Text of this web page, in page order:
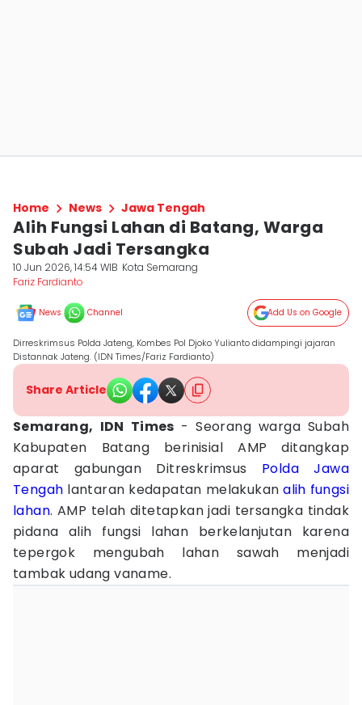
Home News Jawa Tengah
Alih Fungsi Lahan di Batang, Warga
Subah Jadi Tersangka
10 Jun 2026, 14:54 WIB Kota Semarang
Fariz Fardianto
News Channel Add Us on Google
Dirreskrimsus Polda Jateng, Kombes Pol Djoko Yulianto didampingi jajaran
Distannak Jateng. (IDN Times/Fariz Fardianto)
Share Article
Semarang, IDN Times - Seorang warga Subah
Kabupaten Batang berinisial AMP ditangkap
aparat gabungan Ditreskrimsus Polda Jawa
Tengah lantaran kedapatan melakukanalih fungsi
lahan. AMP telah ditetapkan jadi tersangka tindak
pidana alih fungsi lahan berkelanjutan karena
tepergok mengubah lahan sawah menjadi
tambak udang vaname.